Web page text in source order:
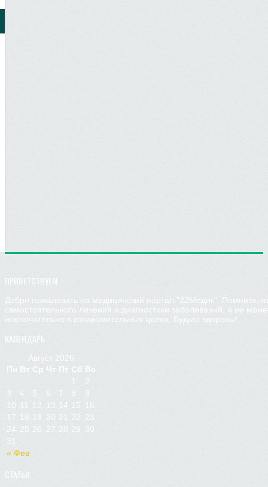
ПРИВЕТСТВУЕМ
Добро пожаловать на медицинский портал "22Медик". Помните,
самостоятельного лечения и диагностики заболеваний, и не
исключительно в ознакомительных целях. Будьте здоровы!
КАЛЕНДАРЬ
Август 2026
Пн Вт Ср Чт Пт Сб Вс
« Фев
1
2
3
4 5 6 7 8
9
10 11 12 13 14 15
16
17 18 19 20 21 22 23
24 25 26 27 28 29 30
31
СТАТЬИ